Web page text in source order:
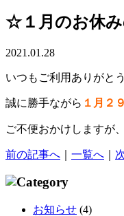
☆１月のお休
2021.01.28
いつもご利用ありがと
誠に勝手ながら １月２
ご不便おかけしますが
前の記事へ 一覧へ
お知らせ (4)